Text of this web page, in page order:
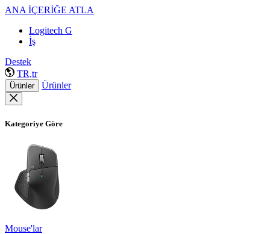
ANA İÇERİĞE ATLA
Logitech G
İş
Destek
TR,tr
Ürünler Ürünler
Kategoriye Göre
Mouse'lar